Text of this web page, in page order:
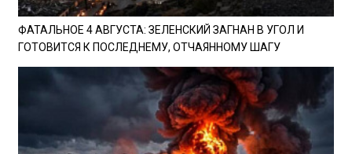
ФАТАЛЬНОЕ 4 АВГУСТА: ЗЕЛЕНСКИЙ ЗАГНАН В УГОЛ И
ГОТОВИТСЯ К ПОСЛЕДНЕМУ, ОТЧАЯННОМУ ШАГУ